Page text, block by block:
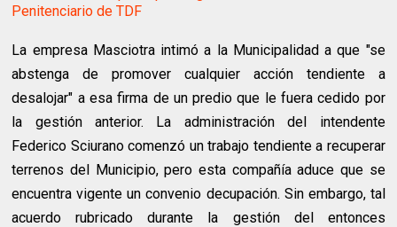
Penitenciario de TDF
La empresa Masciotra intimó a la Municipalidad a que "se
abstenga de promover cualquier acción tendiente a
desalojar" a esa firma de un predio que le fuera cedido por
la gestión anterior. La administración del intendente
Federico Sciurano comenzó un trabajo tendiente a recuperar
terrenos del Municipio, pero esta compañía aduce que se
encuentra vigente un convenio decupación. Sin embargo, tal
acuerdo rubricado durante la gestión del entonces